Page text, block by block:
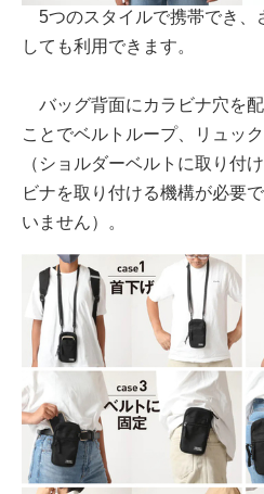
5つのスタイルで携帯でき、
しても利用できます。
バッグ背面にカラビナ穴を
ことでベルトループ、リュッ
（ショルダーベルトに取り付
ビナを取り付ける機構が必要
いません）。